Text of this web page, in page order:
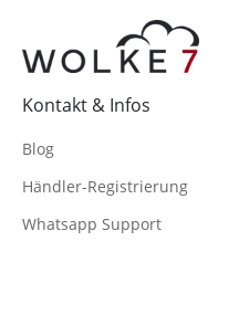
Kontakt & Infos
Blog
Händler-Registrierung
Whatsapp Support